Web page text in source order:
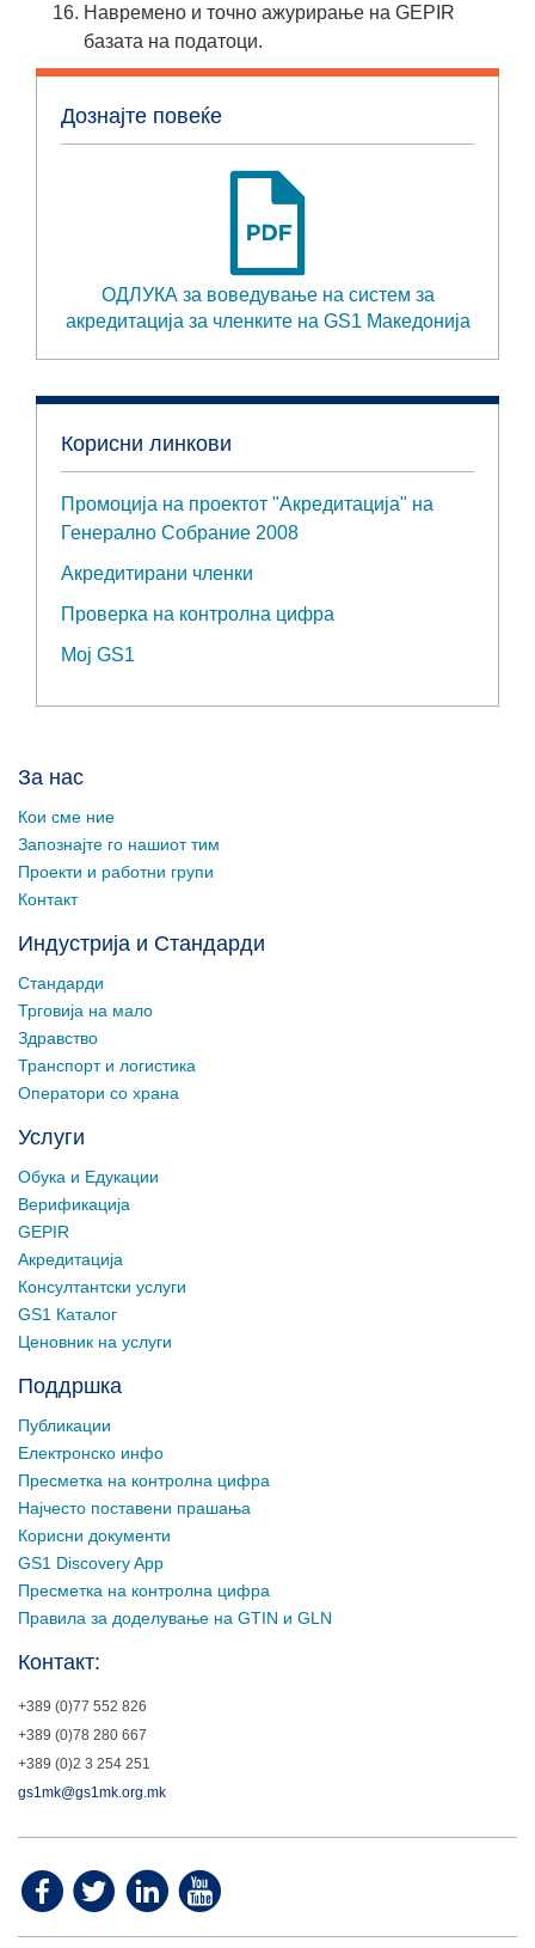
Навремено и точно ажурирање на GEPIR
базата на податоци.
Дознајте повеќе
ОДЛУКА за воведување на систем за
акредитација за членките на GS1 Македонија
Корисни линкови
Промоција на проектот "Акредитација" на
Генерално Собрание 2008
Акредитирани членки
Проверка на контролна цифра
Мој GS1
За нас
Кои сме ние
Запознајте го нашиот тим
Проекти и работни групи
Контакт
Индустрија и Стандарди
Стандарди
Трговија на мало
Здравство
Транспорт и логистика
Оператори со храна
Услуги
Обука и Едукации
Верификација
GEPIR
Акредитација
Консултантски услуги
GS1 Каталог
Ценовник на услуги
Поддршка
Публикации
Електронско инфо
Пресметка на контролна цифра
Најчесто поставени прашања
Корисни документи
GS1 Discovery App
Пресметка на контролна цифра
Правила за доделување на GTIN и GLN
Контакт:
+389 (0)77 552 826
+389 (0)78 280 667
+389 (0)2 3 254 251
gs1mk@gs1mk.org.mk